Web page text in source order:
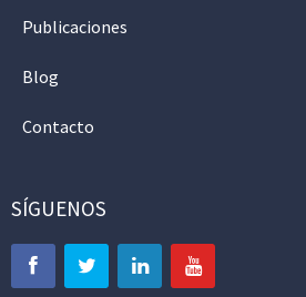
Publicaciones
Blog
Contacto
SÍGUENOS